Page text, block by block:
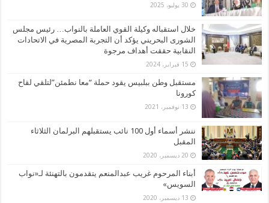
30 يوليو، 2025
خلال استقباله وكيلة القوي العاملة بالنواب… رئيس مجلس
الشورى البحريني يؤكد أن التجربة المصرية في الاتحادات
النقابية حققت أهداف مرجوة
15 فبراير، 2024
مستقبل وطن ببلبيس يقود حملة “معا نطمئن”لتلقي لقاح
كورونا
13 نوفمبر، 2021
ننشر أسماء أول 100 نائب يستقبلهم البرلمان الثلاثاء
المقبل
20 ديسمبر، 2020
أبناء المرحوم غريب عبدالمنعم يتقدمون بالتهنئة لـ«نواب
السويس»
13 ديسمبر، 2020